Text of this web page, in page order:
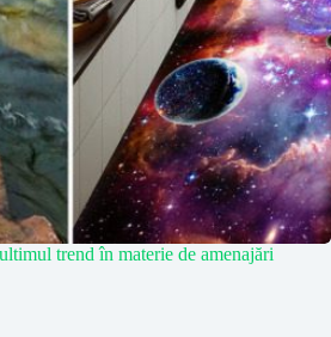
trend în materie de amenajări